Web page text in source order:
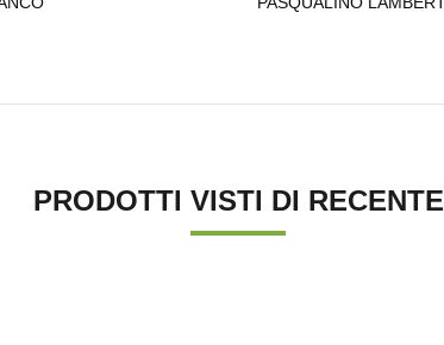
PRODOTTI VISTI DI RECENTE